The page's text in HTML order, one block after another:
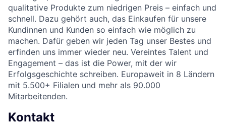
qualitative Produkte zum niedrigen Preis – einfach und
schnell. Dazu gehört auch, das Einkaufen für unsere
Kundinnen und Kunden so einfach wie möglich zu
machen. Dafür geben wir jeden Tag unser Bestes und
erfinden uns immer wieder neu. Vereintes Talent und
Engagement – das ist die Power, mit der wir
Erfolgsgeschichte schreiben. Europaweit in 8 Ländern
mit 5.500+ Filialen und mehr als 90.000
Mitarbeitenden.
Kontakt